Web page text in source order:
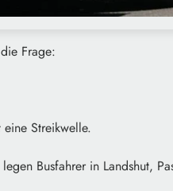
Frage:
Streikwelle.
Busfahrer in Landshut,